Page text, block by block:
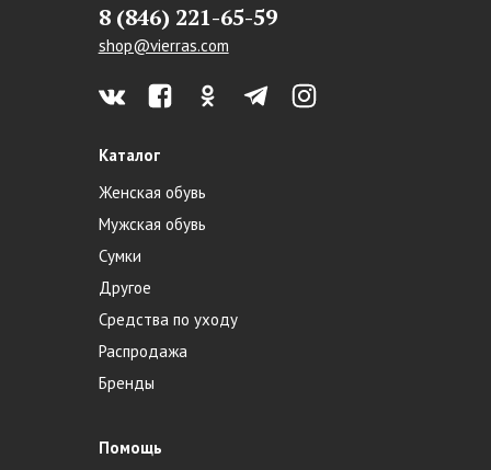
8 (846) 221-65-59
shop@vierras.com
Каталог
Женская обувь
Мужская обувь
Сумки
Другое
Средства по уходу
Распродажа
Бренды
Помощь